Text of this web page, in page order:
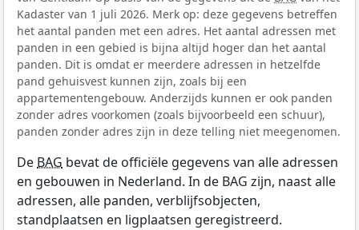
Kadaster van 1 juli 2026. Merk op: deze gegevens betreffen
het aantal panden met een adres. Het aantal adressen met
panden in een gebied is bijna altijd hoger dan het aantal
panden. Dit is omdat er meerdere adressen in hetzelfde
pand gehuisvest kunnen zijn, zoals bij een
appartementengebouw. Anderzijds kunnen er ook panden
zonder adres voorkomen (zoals bijvoorbeeld een schuur),
panden zonder adres zijn in deze telling niet meegenomen.
De BAG bevat de officiële gegevens van alle adressen
en gebouwen in Nederland. In de BAG zijn, naast alle
adressen, alle panden, verblijfsobjecten,
standplaatsen en ligplaatsen geregistreerd.